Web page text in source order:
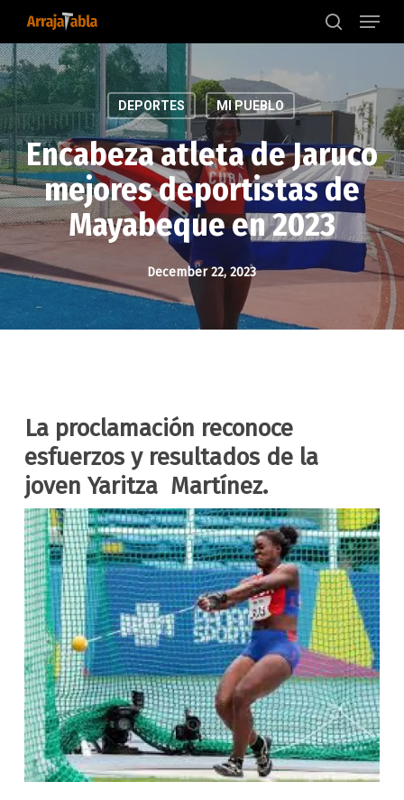
main
content
search
Menu
DEPORTES MI PUEBLO
Encabeza atleta de Jaruco
mejores deportistas de
Mayabeque en 2023
December 22, 2023
La proclamación reconoce
esfuerzos y resultados de la
joven Yaritza Martínez.